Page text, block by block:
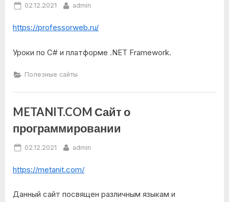
Posted
02.12.2021 By
admin
https://professorweb.ru/
Уроки по C# и платформе .NET Framework.
Полезные сайты
METANIT.COM Сайт о
программировании
Posted
02.12.2021 By
admin
https://metanit.com/
Данный сайт посвящен различным языкам и